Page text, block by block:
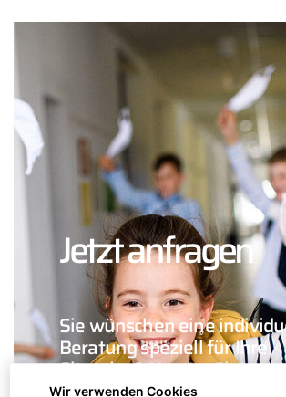
Jetzt anfragen
Sie wünschen eine
Beratung speziell für Ihre
Situation? Nutzen Sie
Wir verwenden Cookies